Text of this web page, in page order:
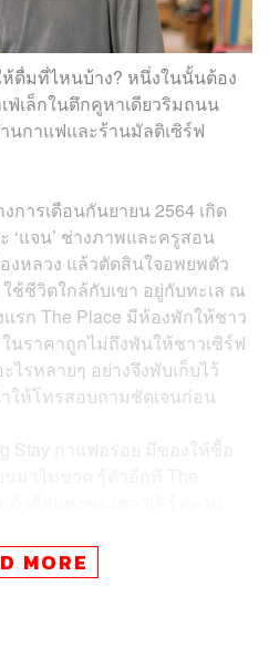
ดื่มที่ไหนบ้าง? หนึ่งในนั้นต้อง
ฟ่เล็กในตึกคูหาเดียวริมถนน
นกาแฟและร้านมัลติเซิร์ฟ
การเดือนกันยายน 2564 เกิด
‘แจน’ ช่างภาพและครูสอน
งหลวง แล้วตัดสินใจอพยพตัว
ช้ชีวิตใกล้กับเขา อยู่กับทะเล ณ
รก The Place มีห้องพักให้ชาว
นราคาถูกไม่ถึงพันให้ชาวเซิร์ฟ
รหลายๆ อย่างจึงพับเก็บไว้
ให้โทรสอบถามชัดเจนก่อน
Stay กาแฟอร่อย มีของให้ซื้อ
ะเห็นชาวเซิร์ฟแวะเวียนไปพูด
MORE